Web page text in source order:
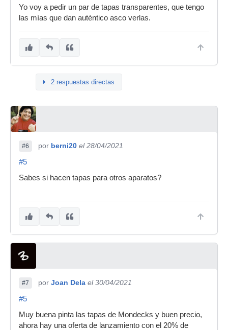
Yo voy a pedir un par de tapas transparentes, que tengo
las mías que dan auténtico asco verlas.
2 respuestas directas
#6 por berni20 el 28/04/2021
#5
Sabes si hacen tapas para otros aparatos?
#7 por Joan Dela el 30/04/2021
#5
Muy buena pinta las tapas de Mondecks y buen precio,
ahora hay una oferta de lanzamiento con el 20% de